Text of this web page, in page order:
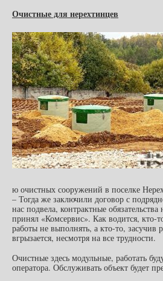
Очистные для нерехтинцев
ю очистных сооружений в поселке
– Тогда же заключили договор с
нас подвела, контрактные
принял «Комсервис». Как водится, кто-
работы не выполнять, а кто-то, засучив
вгрызается, несмотря на все трудности.
Очистные здесь модульные, работать
оператора. Обслуживать объект будет